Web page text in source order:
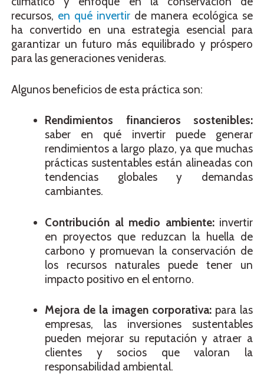
recursos, en qué invertir de manera ecológica se
ha convertido en una estrategia esencial para
garantizar un futuro más equilibrado y próspero
para las generaciones venideras.
Algunos beneficios de esta práctica son:
Rendimientos financieros sostenibles:
saber en qué invertir puede generar
rendimientos a largo plazo, ya que muchas
prácticas sustentables están alineadas con
tendencias globales y demandas
cambiantes.
Contribución al medio ambiente:invertir
en proyectos que reduzcan la huella de
carbono y promuevan la conservación de
los recursos naturales puede tener un
impacto positivo en el entorno.
Mejora de la imagen corporativa:para las
empresas, las inversiones sustentables
pueden mejorar su reputación y atraer a
clientes y socios que valoran la
responsabilidad ambiental.